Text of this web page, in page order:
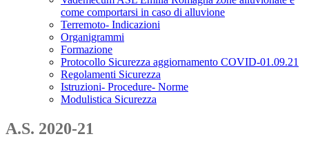
come comportarsi in caso di alluvione
Terremoto- Indicazioni
Organigrammi
Formazione
Protocollo Sicurezza aggiornamento COVID-01.09.21
Regolamenti Sicurezza
Istruzioni- Procedure- Norme
Modulistica Sicurezza
A.S. 2020-21